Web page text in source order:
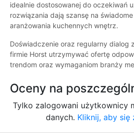
idealnie dostosowanej do oczekiwań
rozwiązania dają szansę na
aranżowania kuchennych wnętrz.
Doświadczenie oraz regularny dialog
firmie Horst utrzymywać ofertę
trendom oraz wymaganiom branży
Oceny na
Tylko zalogowani użytkownicy
danych. Kliknij, aby się